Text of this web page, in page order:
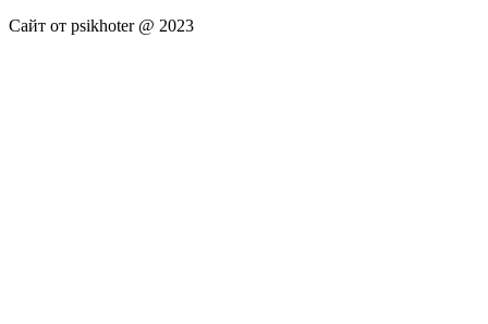
Сайт от psikhoter @ 2023